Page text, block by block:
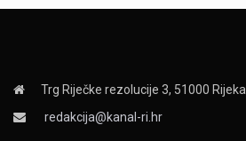
Trg Riječke rezolucije 3, 51000 Rijeka
redakcija@kanal-ri.hr